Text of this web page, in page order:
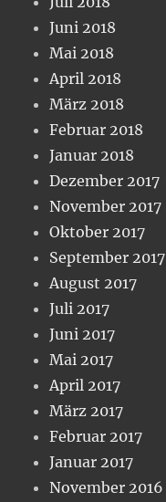
Juni 2018
Mai 2018
April 2018
März 2018
Februar 2018
Januar 2018
Dezember 2017
November 2017
Oktober 2017
September 2017
August 2017
Juli 2017
Juni 2017
Mai 2017
April 2017
März 2017
Februar 2017
Januar 2017
November 2016